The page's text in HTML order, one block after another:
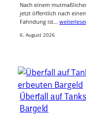
Nach einem
jetzt öffentlich nach
Fahndung ist…
6. August 2026
Überfall auf
Bargeld